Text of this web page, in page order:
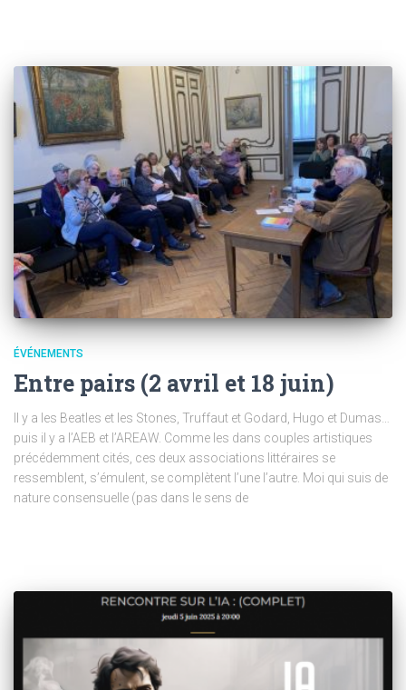
ÉVÉNEMENTS
Entre pairs (2 avril et 18 juin)
Il y a les Beatles et les Stones, Truffaut et Godard, Hugo et Dumas…
puis il y a l’AEB et l’AREAW. Comme les dans couples artistiques
précédemment cités, ces deux associations littéraires se
ressemblent, s’émulent, se complètent l’une l’autre. Moi qui suis de
nature consensuelle (pas dans le sens de